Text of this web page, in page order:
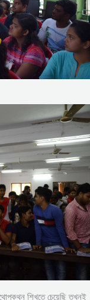
শিখতে চেয়েছি তখনই